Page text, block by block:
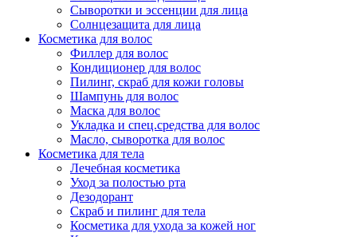
Сыворотки и эссенции для лица
Солнцезащита для лица
Косметика для волос
Филлер для волос
Кондиционер для волос
Пилинг, скраб для кожи головы
Шампунь для волос
Маска для волос
Укладка и спец.средства для волос
Масло, сыворотка для волос
Косметика для тела
Лечебная косметика
Уход за полостью рта
Дезодорант
Скраб и пилинг для тела
Косметика для ухода за кожей ног